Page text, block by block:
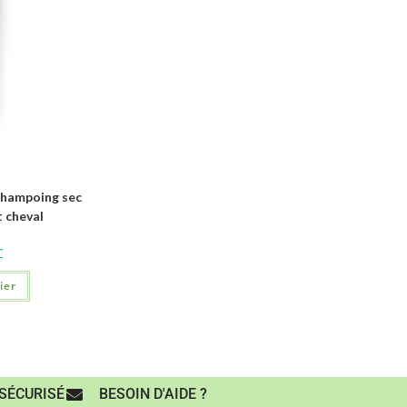
sec
BESOIN D'AIDE ?